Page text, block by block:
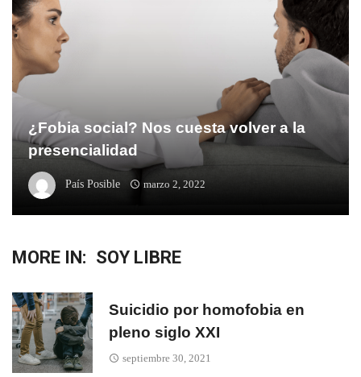
¿Fobia social? Nos cuesta volver a la
presencialidad
País Posible marzo 2, 2022
MORE IN: SOY LIBRE
Suicidio por homofobia en
pleno siglo XXI
septiembre 30, 2021